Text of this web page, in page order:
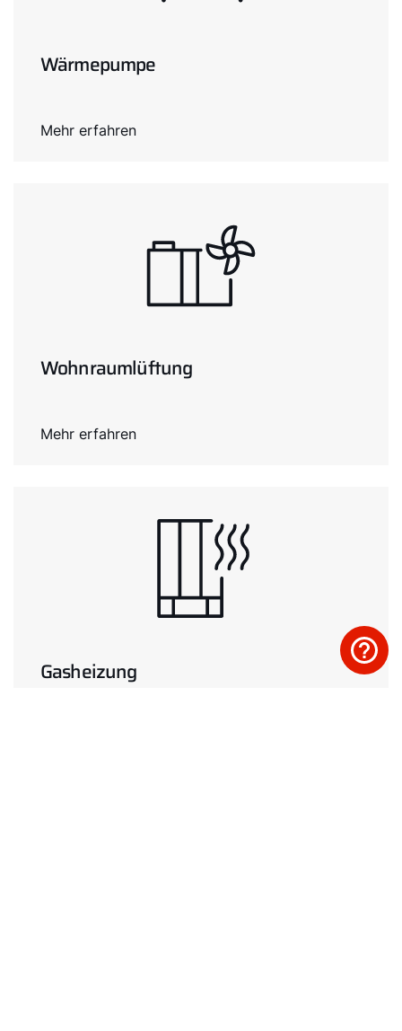
Wärmepumpe
Mehr erfahren
Wohnraumlüftung
Mehr erfahren
Gasheizung